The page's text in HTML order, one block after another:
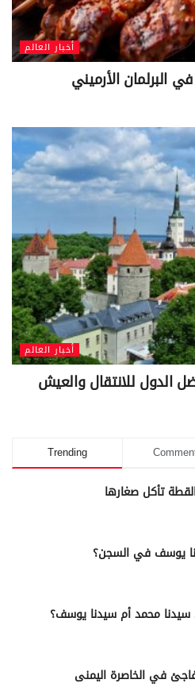
أخبار العالم
البرلمان الأرميني
أخبار العالم
الدول للانتقال والعيش
Trending
يوسف في السجن؟
سيدنا محمد أم سيدنا يوسف؟
في الخاصرة اليمنى